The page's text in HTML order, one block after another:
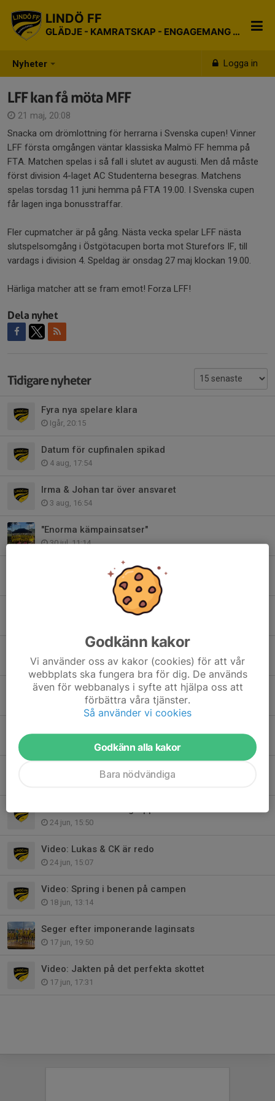
Nyheter Logga in
LINDÖ FF
GLÄDJE - KAMRATSKAP - ENGAGEMANG - RESPEKT
LFF kan få möta MFF
21 maj, 20:08
Snacka om drömlottning för herrarna i Svenska cupen! Vinner
LFF första omgången väntar klassiska Malmö FF hemma på
FTA. Matchen spelas i så fall i slutet av augusti. Men då måste
först division 4-laget AC Studenterna besegras. Matchens
spelas torsdag 11 juni hemma på FTA 19.00. I Svenska cupen
får lagen inga bonusstraffar.
Fler cupmatcher är på gång. Nästa vecka spelar LFF nästa
slutspelsomgång i Östgötacupen borta mot Sturefors IF, till
vardags i division 4. Speldag är onsdag 27 maj klockan 19.00.
Härliga matcher att se fram emot! Forza LFF!
Dela nyhet
Tidigare nyheter
Fyra nya spelare klara
Igår, 20:15
Datum för cupfinalen spikad
4 aug, 17:54
Irma & Johan tar över ansvaret
3 aug, 16:54
"Enorma kämpainsatser"
30 jul, 11:14
Köp biljett till historiska matchen
Ha en skön sommar
27 augusti skriver vi historia
29 jun, 10:39
Flera LFF-spelare på ÖFF-läger
29 jun, 08:45
Video: Fjärde raka segern
24 jun, 15:50
Video: Lukas & CK är redo
24 jun, 15:07
Video: Spring i benen på campen
18 jun, 13:14
Seger efter imponerande laginsats
17 jun, 19:50
Video: Jakten på det perfekta skottet
17 jun, 17:31
Godkänn kakor
Vi använder oss av kakor (cookies) för att vår
webbplats ska fungera bra för dig. De används
även för webbanalys i syfte att hjälpa oss att
förbättra våra tjänster.
Så använder vi cookies
Godkänn alla kakor
Bara nödvändiga